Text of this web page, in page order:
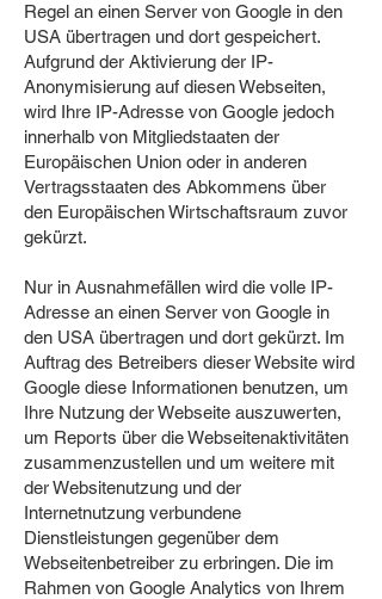
Regel an einen Server von Google in den
USA übertragen und dort gespeichert.
Aufgrund der Aktivierung der IP-
Anonymisierung auf diesen Webseiten,
wird Ihre IP-Adresse von Google jedoch
innerhalb von Mitgliedstaaten der
Europäischen Union oder in anderen
Vertragsstaaten des Abkommens über
den Europäischen Wirtschaftsraum zuvor
gekürzt.
Nur in Ausnahmefällen wird die volle IP-
Adresse an einen Server von Google in
den USA übertragen und dort gekürzt. Im
Auftrag des Betreibers dieser Website wird
Google diese Informationen benutzen, um
Ihre Nutzung der Webseite auszuwerten,
um Reports über die Webseitenaktivitäten
zusammenzustellen und um weitere mit
der Websitenutzung und der
Internetnutzung verbundene
Dienstleistungen gegenüber dem
Webseitenbetreiber zu erbringen. Die im
Rahmen von Google Analytics von Ihrem